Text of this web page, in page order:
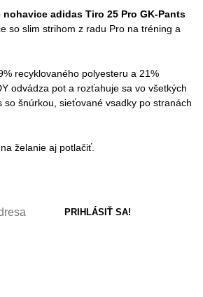
adidas Tiro 25 Pro GK-Pants
so slim strihom z radu Pro na tréning a
recyklovaného polyesteru a 21%
odvádza pot a rozťahuje sa vo všetkých
so šnúrkou, sieťované vsadky po stranách
želanie aj potlačiť.